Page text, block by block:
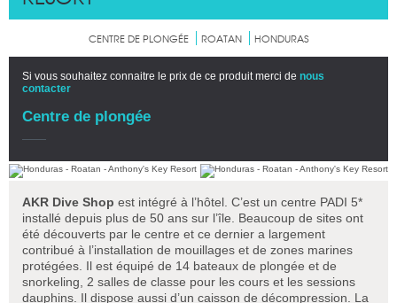
CENTRE DE PLONGÉE ROATAN HONDURAS
Si vous souhaitez connaitre le prix de ce produit merci de nous
contacter
Centre de plongée
AKR Dive Shop est intégré à l’hôtel. C’est un centre PADI 5*
installé depuis plus de 50 ans sur l’île. Beaucoup de sites ont
été découverts par le centre et ce dernier a largement
contribué à l’installation de mouillages et de zones marines
protégées. Il est équipé de 14 bateaux de plongée et de
snorkeling, 2 salles de classe pour les cours et les sessions
dauphins. Il dispose aussi d’un caisson de décompression. La